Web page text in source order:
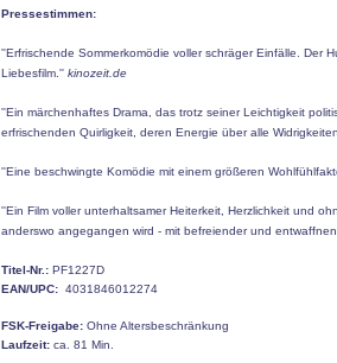
Pressestimmen:
''Erfrischende Sommerkomödie voller schräger Einfälle. Der
Liebesfilm.'' kinozeit.de
''Ein märchenhaftes Drama, das trotz seiner Leichtigkeit
erfrischenden Quirligkeit, deren Energie über alle
''Eine beschwingte Komödie mit einem größeren
''Ein Film voller unterhaltsamer Heiterkeit, Herzlichkeit und
anderswo angegangen wird - mit befreiender und
Titel-Nr.: PF1227D
EAN/UPC: 4031846012274
FSK-Freigabe: Ohne Altersbeschränkung
Laufzeit: ca. 81 Min.